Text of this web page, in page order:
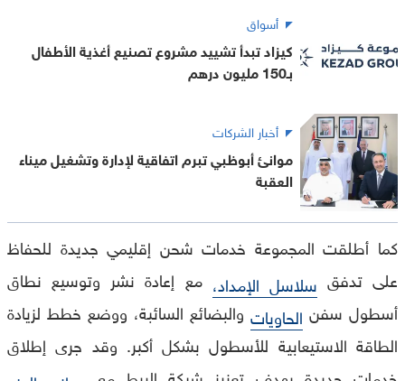
أسواق
كيزاد تبدأ تشييد مشروع تصنيع أغذية الأطفال
بـ150 مليون درهم
أخبار الشركات
موانئ أبوظبي تبرم اتفاقية لإدارة وتشغيل ميناء
العقبة
كما أطلقت المجموعة خدمات شحن إقليمي جديدة للحفاظ
على تدفق سلاسل الإمداد، مع إعادة نشر وتوسيع نطاق
أسطول سفن الحاويات والبضائع السائبة، ووضع خطط لزيادة
الطاقة الاستيعابية للأسطول بشكل أكبر. وقد جرى إطلاق